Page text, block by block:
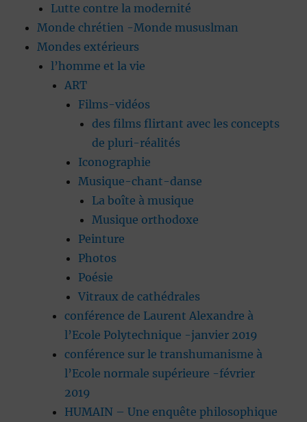
Lutte contre la modernité
Monde chrétien -Monde mususlman
Mondes extérieurs
l’homme et la vie
ART
Films-vidéos
des films flirtant avec les concepts
de pluri-réalités
Iconographie
Musique-chant-danse
La boîte à musique
Musique orthodoxe
Peinture
Photos
Poésie
Vitraux de cathédrales
conférence de Laurent Alexandre à
l’Ecole Polytechnique -janvier 2019
conférence sur le transhumanisme à
l’Ecole normale supérieure -février
2019
HUMAIN – Une enquête philosophique